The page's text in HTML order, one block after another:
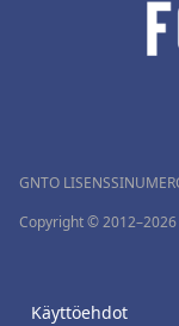
GNTO
Copyright ©
Käyttöehdot